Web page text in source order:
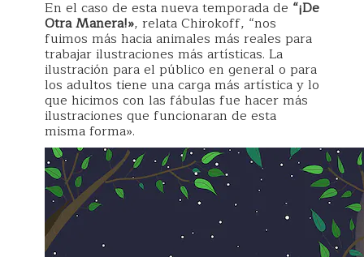
En el caso de esta nueva temporada de “¡De
Otra Manera!», relata Chirokoff, “nos
fuimos más hacia animales más reales para
trabajar ilustraciones más artísticas. La
ilustración para el público en general o para
los adultos tiene una carga más artística y lo
que hicimos con las fábulas fue hacer más
ilustraciones que funcionaran de esta
misma forma».